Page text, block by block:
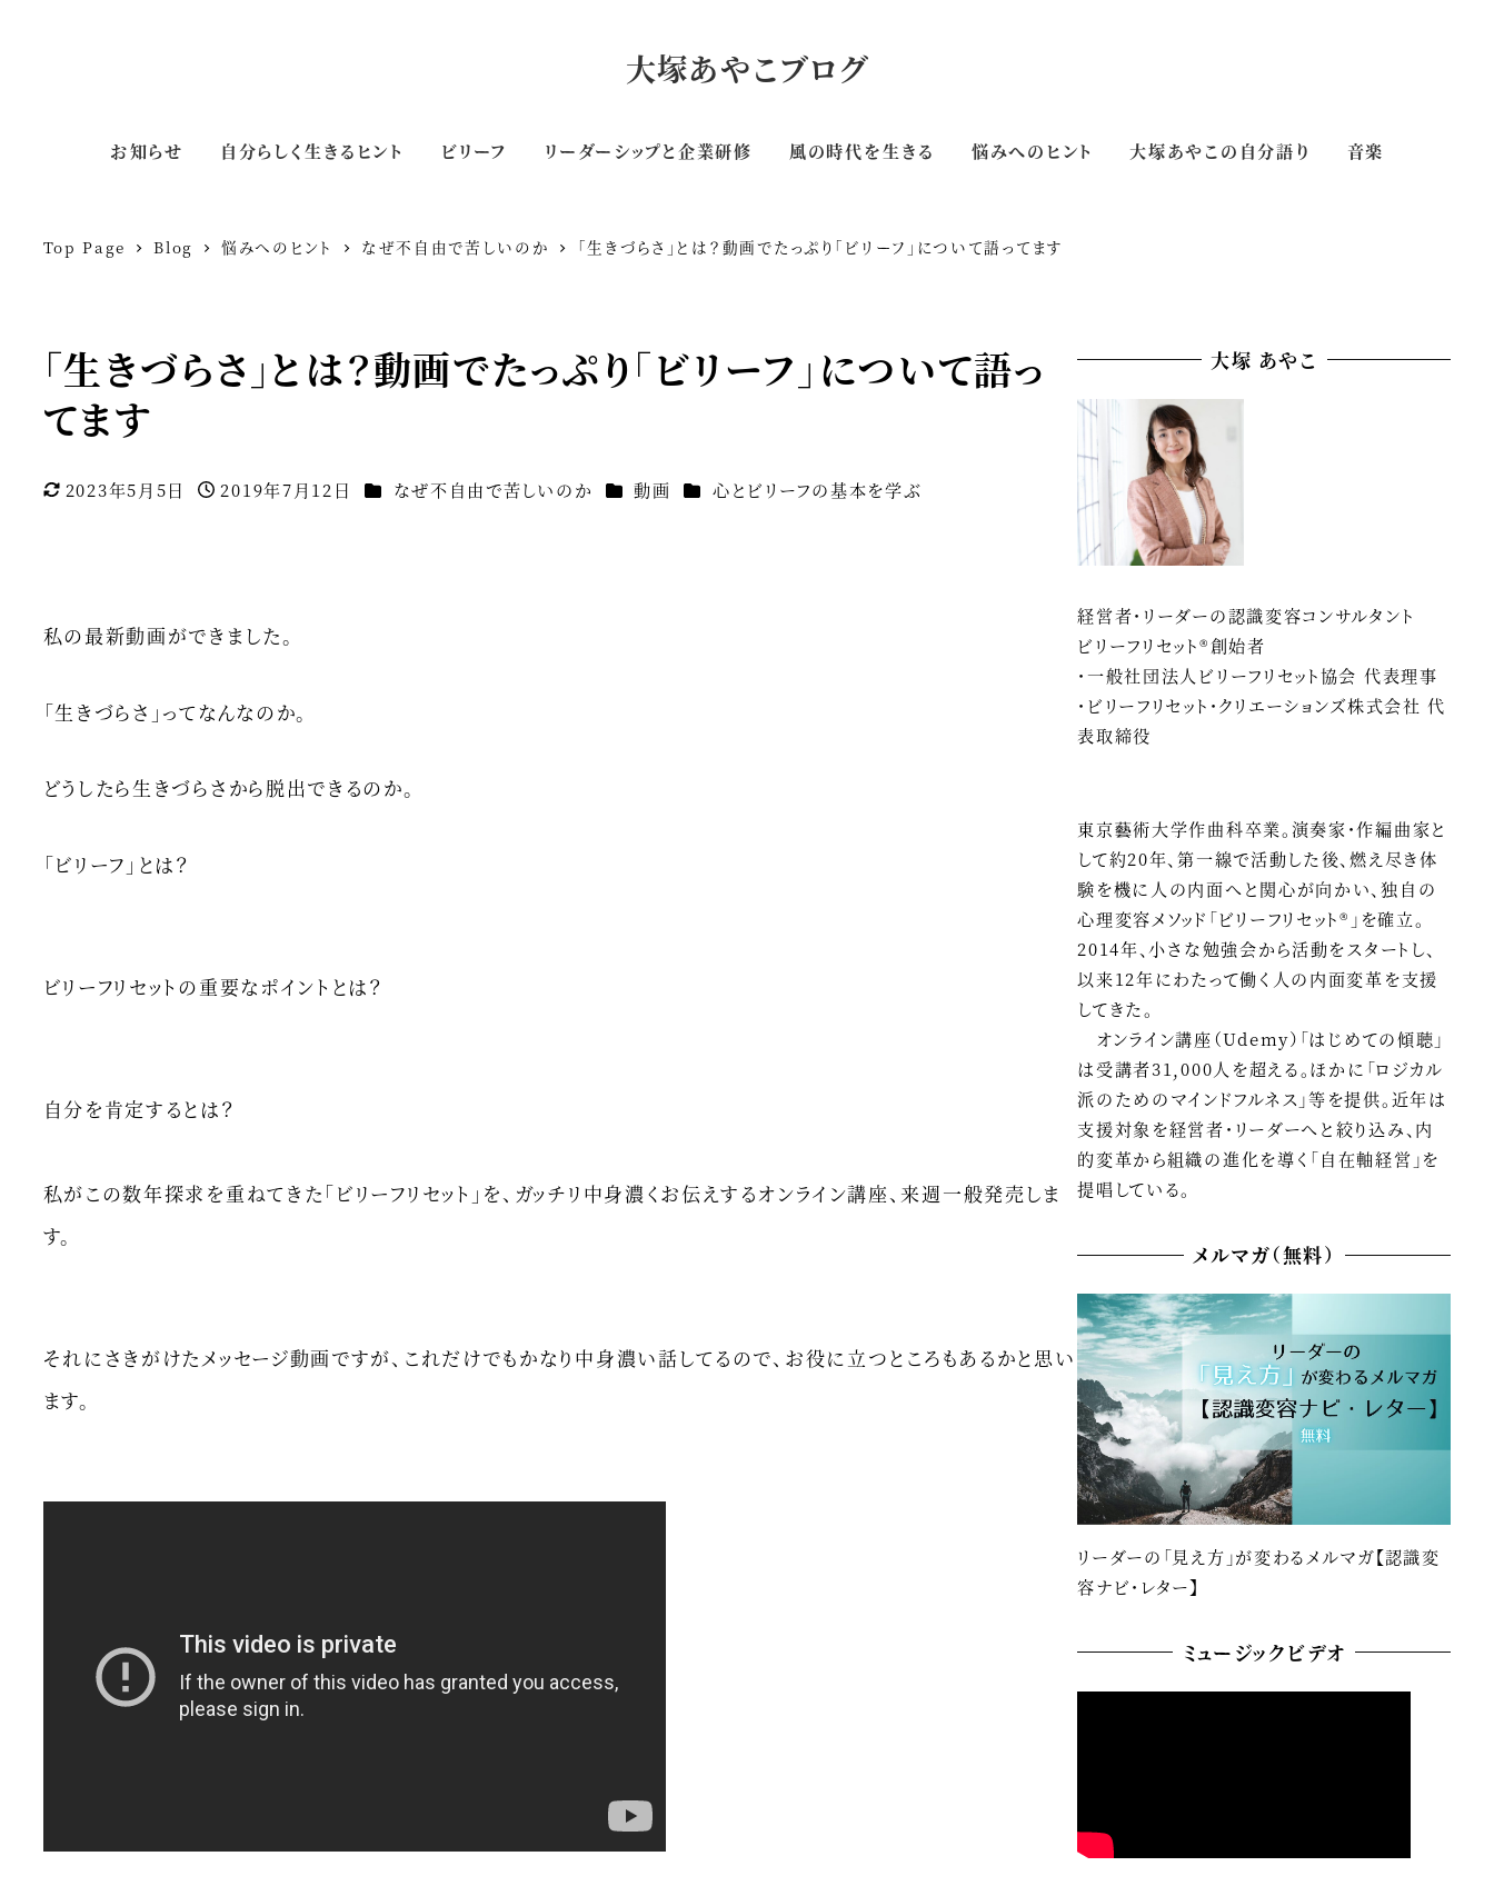
大塚あやこブログ
お知らせ 自分らしく生きるヒント ビリーフ リーダーシップと企業研修 風の時代を生きる 悩みへのヒント 大塚あやこの自分語り 音楽
Top Page Blog 悩みへのヒント なぜ不自由で苦しいのか 「生きづらさ」とは？動画でたっぷり「ビリーフ」について語ってます
「生きづらさ」とは？動画でたっぷり「ビリーフ」について語っ
てます
更新日
2023年5月5日
投稿日
2019年7月12日 カテゴリー
なぜ不自由で苦しいのか カテゴリー
動画 カテゴリー
心とビリーフの基本を学ぶ
私の最新動画ができました。
「生きづらさ」ってなんなのか。
どうしたら生きづらさから脱出できるのか。
「ビリーフ」とは？
ビリーフリセットの重要なポイントとは？
自分を肯定するとは？
私がこの数年探求を重ねてきた「ビリーフリセット」を、ガッチリ中身濃くお伝えするオンライン講座、来週一般発売しま
す。
それにさきがけたメッセージ動画ですが、これだけでもかなり中身濃い話してるので、お役に立つところもあるかと思い
ます。
大塚 あやこ
経営者・リーダーの認識変容コンサルタント
ビリーフリセット®創始者
・一般社団法人ビリーフリセット協会 代表理事
・ビリーフリセット・クリエーションズ株式会社 代
表取締役
東京藝術大学作曲科卒業。演奏家・作編曲家と
して約20年、第一線で活動した後、燃え尽き体
験を機に人の内面へと関心が向かい、独自の
心理変容メソッド「ビリーフリセット®」を確立。
2014年、小さな勉強会から活動をスタートし、
以来12年にわたって働く人の内面変革を支援
してきた。
オンライン講座（Udemy）「はじめての傾聴」
は受講者31,000人を超える。ほかに「ロジカル
派のためのマインドフルネス」等を提供。近年は
支援対象を経営者・リーダーへと絞り込み、内
的変革から組織の進化を導く「自在軸経営」を
提唱している。
メルマガ（無料）
リーダーの「見え方」が変わるメルマガ【認識変
容ナビ・レター】
ミュージックビデオ